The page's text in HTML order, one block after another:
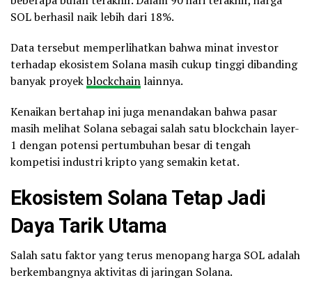
SOL berhasil naik lebih dari 18%.
Data tersebut memperlihatkan bahwa minat investor
terhadap ekosistem Solana masih cukup tinggi dibanding
banyak proyekblockchainlainnya.
Kenaikan bertahap ini juga menandakan bahwa pasar
masih melihat Solana sebagai salah satu blockchain layer-
1 dengan potensi pertumbuhan besar di tengah
kompetisi industri kripto yang semakin ketat.
Ekosistem Solana Tetap Jadi
Daya Tarik Utama
Salah satu faktor yang terus menopang harga SOL adalah
berkembangnya aktivitas di jaringan Solana.